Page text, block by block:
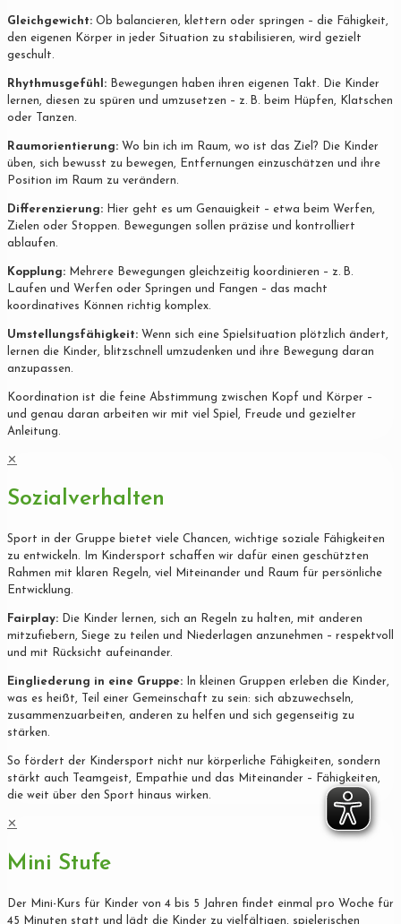
Gleichgewicht: Ob balancieren, klettern oder springen – die Fähigkeit,
den eigenen Körper in jeder Situation zu stabilisieren, wird gezielt
geschult.
Rhythmusgefühl: Bewegungen haben ihren eigenen Takt. Die Kinder
lernen, diesen zu spüren und umzusetzen – z. B. beim Hüpfen, Klatschen
oder Tanzen.
Raumorientierung: Wo bin ich im Raum, wo ist das Ziel? Die Kinder
üben, sich bewusst zu bewegen, Entfernungen einzuschätzen und ihre
Position im Raum zu verändern.
Differenzierung: Hier geht es um Genauigkeit – etwa beim Werfen,
Zielen oder Stoppen. Bewegungen sollen präzise und kontrolliert
ablaufen.
Kopplung: Mehrere Bewegungen gleichzeitig koordinieren – z. B.
Laufen und Werfen oder Springen und Fangen – das macht
koordinatives Können richtig komplex.
Umstellungsfähigkeit: Wenn sich eine Spielsituation plötzlich ändert,
lernen die Kinder, blitzschnell umzudenken und ihre Bewegung daran
anzupassen.
Koordination ist die feine Abstimmung zwischen Kopf und Körper –
und genau daran arbeiten wir mit viel Spiel, Freude und gezielter
Anleitung.
✕
Sozialverhalten
Sport in der Gruppe bietet viele Chancen, wichtige soziale Fähigkeiten
zu entwickeln. Im Kindersport schaffen wir dafür einen geschützten
Rahmen mit klaren Regeln, viel Miteinander und Raum für persönliche
Entwicklung.
Fairplay: Die Kinder lernen, sich an Regeln zu halten, mit anderen
mitzufiebern, Siege zu teilen und Niederlagen anzunehmen – respektvoll
und mit Rücksicht aufeinander.
Eingliederung in eine Gruppe: In kleinen Gruppen erleben die Kinder,
was es heißt, Teil einer Gemeinschaft zu sein: sich abzuwechseln,
zusammenzuarbeiten, anderen zu helfen und sich gegenseitig zu
stärken.
So fördert der Kindersport nicht nur körperliche Fähigkeiten, sondern
stärkt auch Teamgeist, Empathie und das Miteinander – Fähigkeiten,
die weit über den Sport hinaus wirken.
✕
Mini Stufe
Der Mini-Kurs für Kinder von 4 bis 5 Jahren findet einmal pro Woche für
45 Minuten statt und lädt die Kinder zu vielfältigen, spielerischen